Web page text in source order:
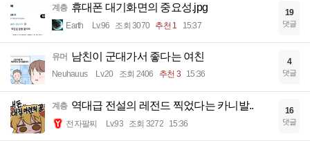
계층 휴대폰 대기화면의 중요성.jpg
Earth Lv.96 조회 3070 추천 1 15:37
19
댓글
유머 남친이 군대가서 좋다는 여친
Neuhauus Lv.20 조회 2406 추천 3 15:36
4
댓글
계층 역대급 전설의 레전드 찍었다는 카니발..
전자팔찌 Lv.93 조회 3272 15:36
16
댓글